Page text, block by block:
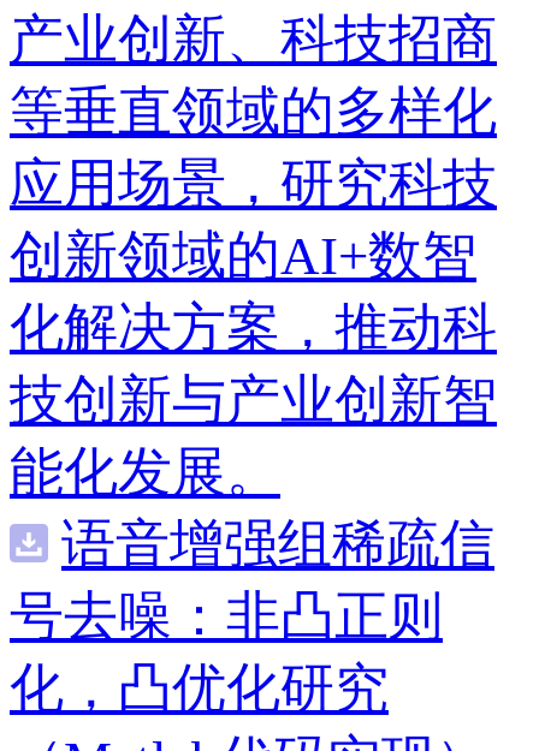
产业创新、科技招商
等垂直领域的多样化
应用场景，研究科技
创新领域的AI+数智
化解决方案，推动科
技创新与产业创新智
能化发展。
语音增强组稀疏信
号去噪：非凸正则
化，凸优化研究